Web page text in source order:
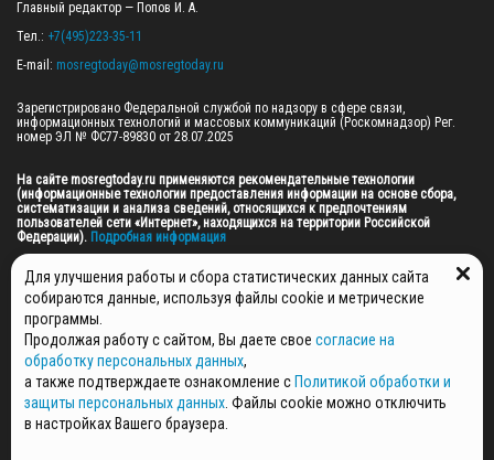
Главный редактор — Попов И. А.
Тел.: +7(495)223-35-11
E-mail: mosregtoday@mosregtoday.ru
Зарегистрировано Федеральной службой по надзору в сфере связи,
информационных технологий и массовых коммуникаций (Роскомнадзор) Рег.
номер ЭЛ № ФС77-89830 от 28.07.2025
На сайте mosregtoday.ru применяются рекомендательные технологии
(информационные технологии предоставления информации на основе сбора,
систематизации и анализа сведений, относящихся к предпочтениям
пользователей сети «Интернет», находящихся на территории Российской
Федерации). Подробная информация
© 2026 ПРАВА НА ВСЕ МАТЕРИАЛЫ САЙТА ПРИНАДЛЕЖАТ ГАУ МО "ЦИФРОВЫЕ
МЕДИА" (ОГРН: 1255000059467).
ПОЛИТИКА ОБРАБОТКИ И ЗАЩИТЫ ПЕРСОНАЛЬНЫХ ДАННЫХ
НОВОСТИ
ГАЗЕТЫ
РЕКЛАМОДАТЕЛЯМ
Для улучшения работы и сбора статистических данных сайта
собираются данные, используя файлы cookie и метрические
программы.
Продолжая работу с сайтом, Вы даете свое согласие на
обработку персональных данных,
а также подтверждаете ознакомление с Политикой обработки и
защиты персональных данных . Файлы cookie можно отключить
в настройках Вашего браузера.